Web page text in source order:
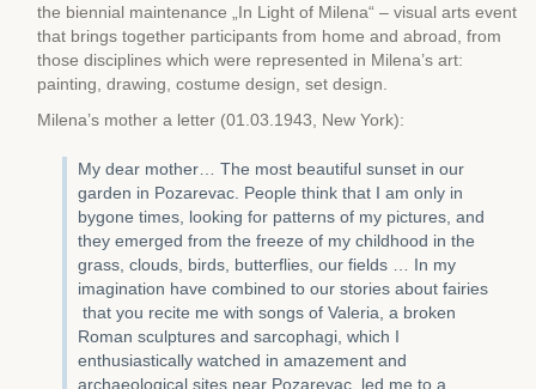
the biennial maintenance „In Light of Milena“ – visual arts event
that brings together participants from home and abroad, from
those disciplines which were represented in Milena’s art:
painting, drawing, costume design, set design.
Milena’s mother a letter (01.03.1943, New York):
My dear mother… The most beautiful sunset in our
garden in Pozarevac. People think that I am only in
bygone times, looking for patterns of my pictures, and
they emerged from the freeze of my childhood in the
grass, clouds, birds, butterflies, our fields … In my
imagination have combined to our stories about fairies
that you recite me with songs of Valeria, a broken
Roman sculptures and sarcophagi, which I
enthusiastically watched in amazement and
archaeological sites near Pozarevac, led me to a